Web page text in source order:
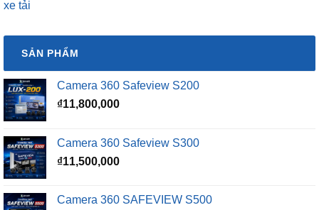
xe tải
SẢN PHẨM
Camera 360 Safeview S200
₫11,800,000
Camera 360 Safeview S300
₫11,500,000
Camera 360 SAFEVIEW S500